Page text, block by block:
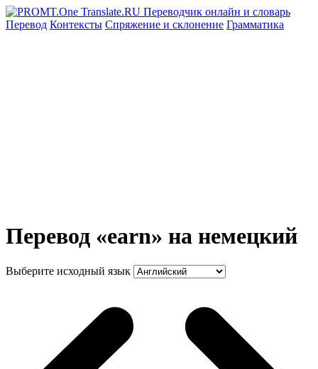
Перевод Контексты Спряжение и склонение Грамматика
Перевод «earn» на немецкий
Выберите исходный язык